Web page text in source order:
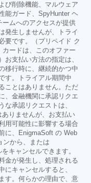
び削除機能、マルウェア
能ガード、SpyHunter ヘ
ムへのアクセスが提供
発生しませんが、トライ
要です。（プリペイド ク
ードは、このオファー
お支払い方法の指定は、
移行時に、継続的かつ中
す。トライアル期間中
ことはありません。ただ
、金融機関に承認リクエ
な承認リクエストは、
りませんが、お支払い
用可能性に影響する場合
に、EnigmaSoft の Web
ンから、または
キャンセルできます。
金が発生し、処理される
にキャンセルすると、
す。何らかの理由で、意